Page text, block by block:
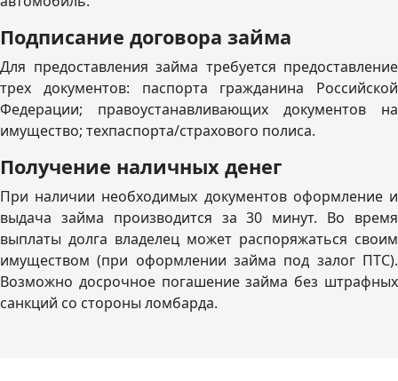
Подписание договора займа
Для предоставления займа требуется предоставление
трех документов: паспорта гражданина Российской
Федерации; правоустанавливающих документов на
имущество; техпаспорта/страхового полиса.
Получение наличных денег
При наличии необходимых документов оформление и
выдача займа производится за 30 минут. Во время
выплаты долга владелец может распоряжаться своим
имуществом (при оформлении займа под залог ПТС).
Возможно досрочное погашение займа без штрафных
санкций со стороны ломбарда.